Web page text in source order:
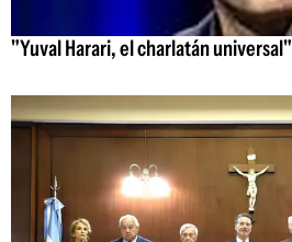
"Yuval Harari, el charlatán universal"